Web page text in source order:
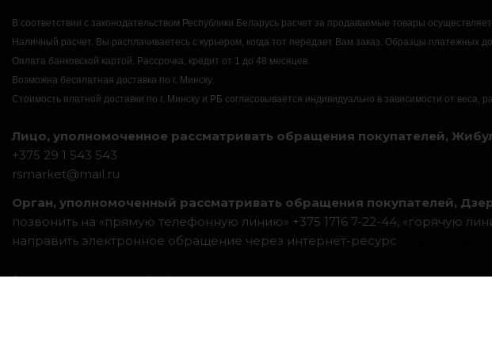
В соответствии с законодательством Республики Беларусь расчет за продаваемые товары
Наличный расчет. Вы расплачиваетесь с курьером, когда тот передает Вам заказ. Образцы платежных
Оплата банковской картой. Рассрочка, кредит от 1 до 48 месяцев.
Возможна бесплатная доставка по г. Минску.
Стоимость платной доставки по г. Минску и РБ согласовывается индивидуально в зависимости от веса,
Лицо, уполномоченное рассматривать обращения покупателей,
+375 29 1 543 543
rsmarket@mail.ru
Орган, уполномоченный рассматривать обращения покупателей,
позвонить на «прямую телефонную линию» +375 1716 7-22-44, «горячую
направить электронное обращение через интернет-ресурс
Система интернет-магазинов beseller